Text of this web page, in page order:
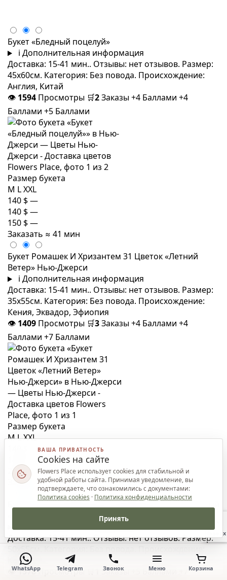
Букет «Бледный поцелуй»
i Дополнительная информация
Доставка: 15-41 мин.. Отзывы: нет отзывов. Размер:
45x60см. Категория: Без повода. Происхождение:
Англия, Китай
👁 1594 Просмотры 🛒2Заказы+4 Баллами +4
Баллами +5 Баллами
Размер букета
M LXXL
140 $—
140 $—
150 $—
Заказать ≈ 41 мин
Букет Ромашек И Хризантем 31 Цветок «Летний
Ветер» Нью-Джерси
i Дополнительная информация
Доставка: 15-41 мин.. Отзывы: нет отзывов. Размер:
35x55см. Категория: Без повода. Происхождение:
Кения, Эквадор, Эфиопия
👁 1409 Просмотры 🛒3Заказы+4 Баллами +4
Баллами +7 Баллами
Размер букета
MLXXL
230 $ —
Заказать≈ 41 мин
Букет 25 Пионовидных Роз Миранда Нежно-Розовый
«Шёпот Воспоминаний» Нью-Джерси
iДополнительная информация
Доставка: 15-41 мин.. Отзывы: нет отзывов. Размер:
Кения
👁1578Просмотры Заказы +5 Баллами
WhatsApp Telegram Звонок Меню Корзина
Наверх
ВАША ПРИВАТНОСТЬ
Cookies на сайте
Flowers Place использует cookies для стабильной и
удобной работы сайта. Принимая уведомление, вы
подтверждаете, что ознакомились с документами:
Политика cookies · Политика конфиденциальности
Принять